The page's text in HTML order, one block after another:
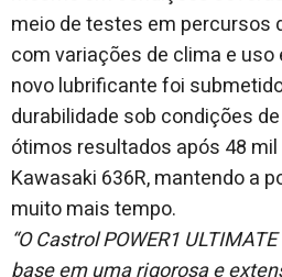
meio de testes em percursos
com variações de clima e uso
novo lubrificante foi
durabilidade sob condições
ótimos resultados após 48
Kawasaki 636R, mantendo a
muito mais tempo.
“O Castrol POWER1